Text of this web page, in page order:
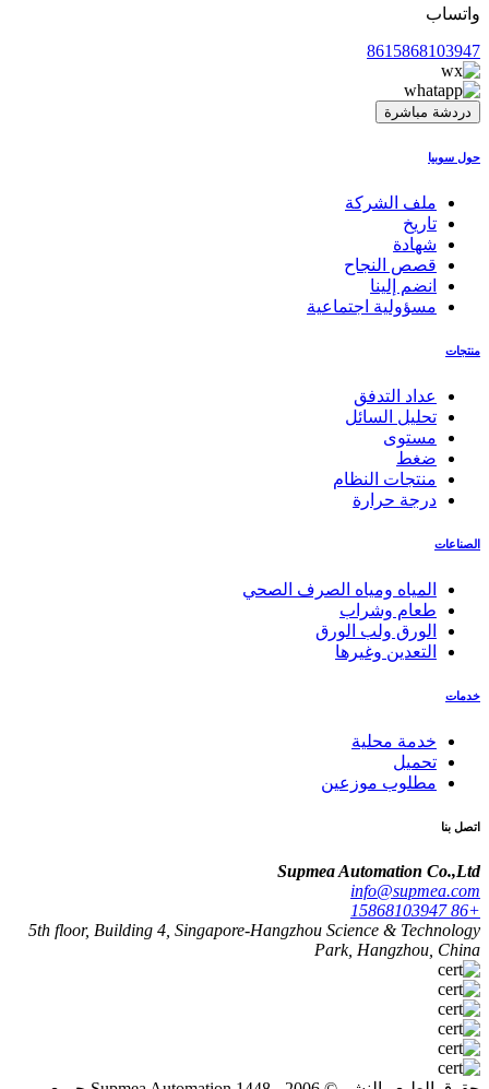
واتساب
8615868103947
دردشة مباشرة
حول سوبيا
ملف الشركة
تاريخ
شهادة
قصص النجاح
انضم إلينا
مسؤولية اجتماعية
منتجات
عداد التدفق
تحليل السائل
مستوى
ضغط
منتجات النظام
درجة حرارة
الصناعات
المياه ومياه الصرف الصحي
طعام وشراب
الورق ولب الورق
التعدين وغيرها
خدمات
خدمة محلية
تحميل
مطلوب موزعين
اتصل بنا
Supmea Automation Co.,Ltd
info@supmea.com
+86 15868103947
5th floor, Building 4, Singapore-Hangzhou Science & Technology
Park, Hangzhou, China